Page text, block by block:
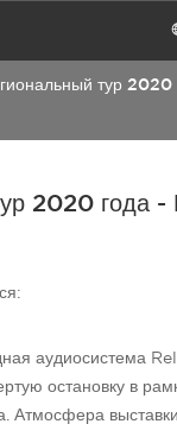
тур 2020
2020 года -
аудиосистема
остановку в
Атмосфера